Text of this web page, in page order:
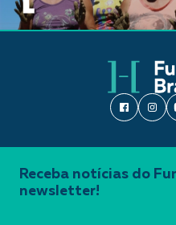
Receba notícias do
newsletter!